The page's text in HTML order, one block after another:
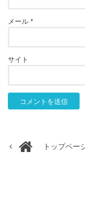
メール*
サイト
トップペー